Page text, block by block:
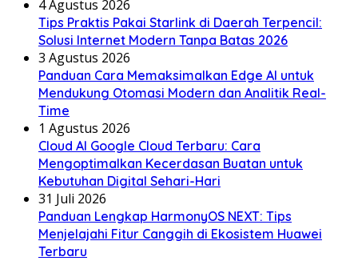
4 Agustus 2026
Tips Praktis Pakai Starlink di Daerah Terpencil:
Solusi Internet Modern Tanpa Batas 2026
3 Agustus 2026
Panduan Cara Memaksimalkan Edge AI untuk
Mendukung Otomasi Modern dan Analitik Real-
Time
1 Agustus 2026
Cloud AI Google Cloud Terbaru: Cara
Mengoptimalkan Kecerdasan Buatan untuk
Kebutuhan Digital Sehari-Hari
31 Juli 2026
Panduan Lengkap HarmonyOS NEXT: Tips
Menjelajahi Fitur Canggih di Ekosistem Huawei
Terbaru